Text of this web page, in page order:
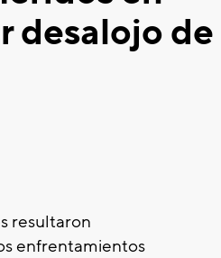
desalojo de
resultaron
enfrentamientos